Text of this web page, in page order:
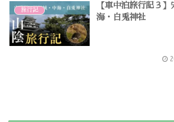
旅行記
【車中泊旅行記３
海・白兎神社